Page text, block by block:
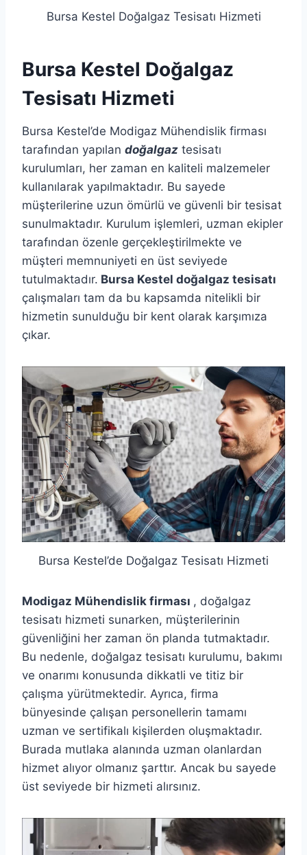
Bursa Kestel Doğalgaz Tesisatı Hizmeti
Bursa Kestel Doğalgaz
Tesisatı Hizmeti
Bursa Kestel’de Modigaz Mühendislik firması
tarafından yapılan doğalgaz tesisatı
kurulumları, her zaman en kaliteli malzemeler
kullanılarak yapılmaktadır. Bu sayede
müşterilerine uzun ömürlü ve güvenli bir tesisat
sunulmaktadır. Kurulum işlemleri, uzman ekipler
tarafından özenle gerçekleştirilmekte ve
müşteri memnuniyeti en üst seviyede
tutulmaktadır. Bursa Kestel doğalgaz tesisatı
çalışmaları tam da bu kapsamda nitelikli bir
hizmetin sunulduğu bir kent olarak karşımıza
çıkar.
Bursa Kestel’de Doğalgaz Tesisatı Hizmeti
Modigaz Mühendislik firması , doğalgaz
tesisatı hizmeti sunarken, müşterilerinin
güvenliğini her zaman ön planda tutmaktadır.
Bu nedenle, doğalgaz tesisatı kurulumu, bakımı
ve onarımı konusunda dikkatli ve titiz bir
çalışma yürütmektedir. Ayrıca, firma
bünyesinde çalışan personellerin tamamı
uzman ve sertifikalı kişilerden oluşmaktadır.
Burada mutlaka alanında uzman olanlardan
hizmet alıyor olmanız şarttır. Ancak bu sayede
üst seviyede bir hizmeti alırsınız.